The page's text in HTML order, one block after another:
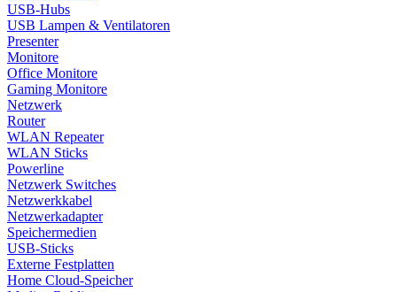
USB-Hubs
USB Lampen & Ventilatoren
Presenter
Monitore
Office Monitore
Gaming Monitore
Netzwerk
Router
WLAN Repeater
WLAN Sticks
Powerline
Netzwerk Switches
Netzwerkkabel
Netzwerkadapter
Speichermedien
USB-Sticks
Externe Festplatten
Home Cloud-Speicher